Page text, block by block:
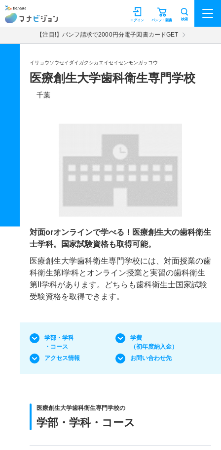
マナビジョン パンフ・願書
ログイン 検索
【注目!】パンフ請求で2000円分電子図書カードGET
イリョウソウセイダイガクシカエイセイセンモンガッコウ
医療創生大学歯科衛生専門学校
千葉
対面orオンラインで学べる！医療創生大の歯科衛生
士学科。国家試験資格も取得可能。
医療創生大学歯科衛生専門学校には、対面授業の歯
科衛生第I学科とオンライン授業と実習の歯科衛生
第II学科があります。どちらも歯科衛生士国家試験
受験資格を取得できます。
学部・学科
・コース
学費
（初年度納入金）
アクセス情報
お問い合わせ先
医療創生大学歯科衛生専門学校の
学部・学科・コース